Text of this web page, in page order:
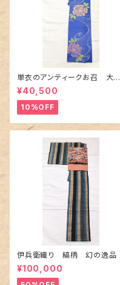
単衣のアンティークお召 大輪
の薔薇柄柄
¥40,500
10%OFF
伊兵衛織り 縞柄 幻の逸品
¥100,000